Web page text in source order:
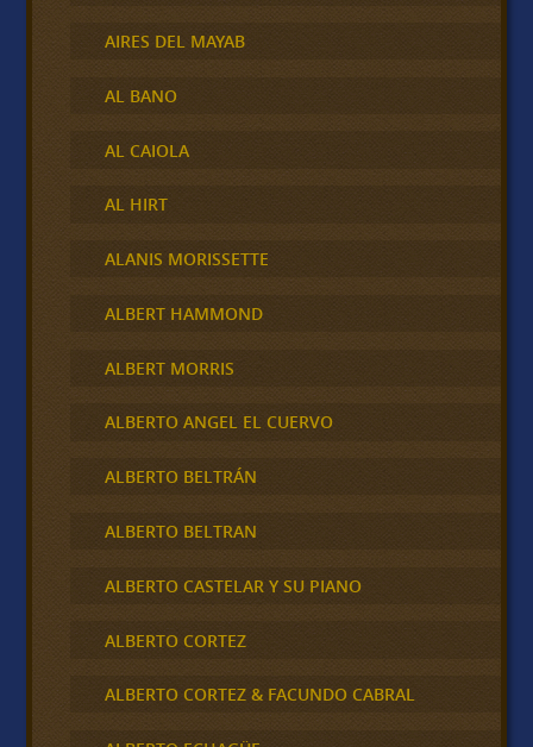
AIRES DEL MAYAB
AL BANO
AL CAIOLA
AL HIRT
ALANIS MORISSETTE
ALBERT HAMMOND
ALBERT MORRIS
ALBERTO ANGEL EL CUERVO
ALBERTO BELTRÁN
ALBERTO BELTRAN
ALBERTO CASTELAR Y SU PIANO
ALBERTO CORTEZ
ALBERTO CORTEZ & FACUNDO CABRAL